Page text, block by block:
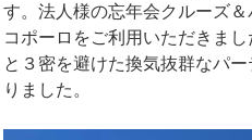
す。法人様の忘年会クルーズ
コポーロをご利用いただきま
と３密を避けた換気抜群なパ
りました。